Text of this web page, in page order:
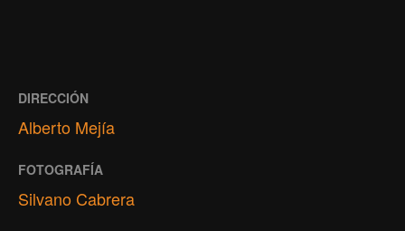
DIRECCIÓN
Alberto Mejía
FOTOGRAFÍA
Silvano Cabrera